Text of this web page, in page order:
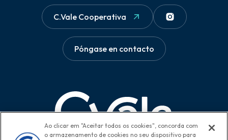
C.Vale Cooperativa
Póngase en contacto
Ao clicar em "Aceitar todos os cookies", concorda com
o armazenamento de cookies no seu dispositivo para